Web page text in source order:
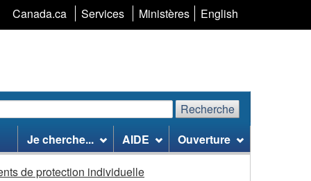
Canada.ca Services Ministères Sélection
langue
English
Recherche
Je cherche... AIDE Ouverture
de protection individuelle